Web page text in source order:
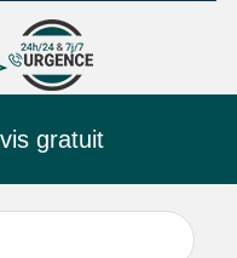
gratuit